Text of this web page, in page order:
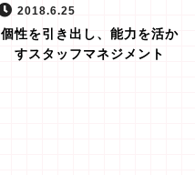
2018.6.25
個性を引き出し、能力を活か
すスタッフマネジメント